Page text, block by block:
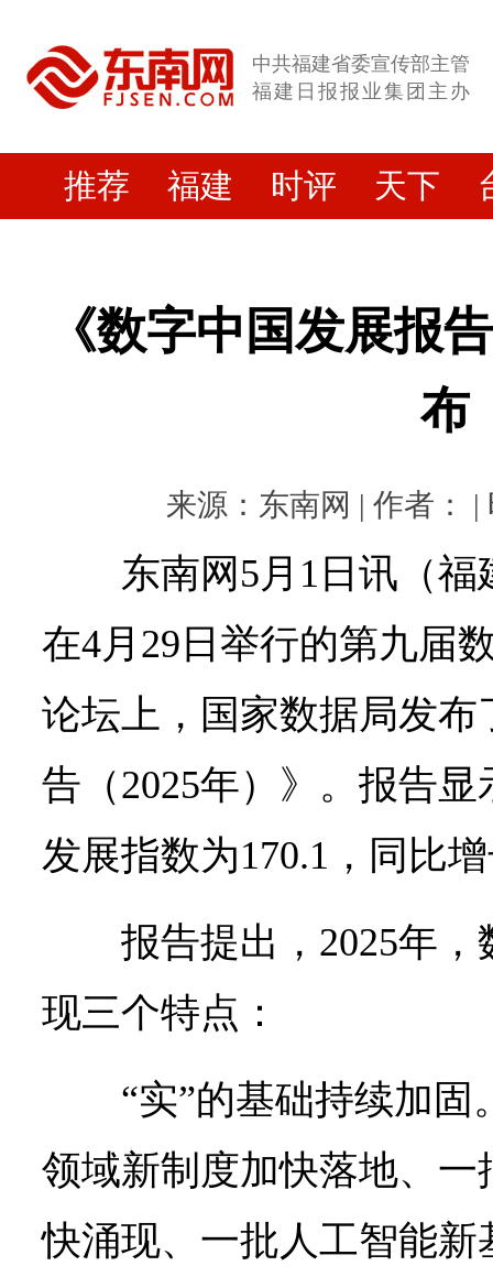
中共福建省委宣传部主管
福建日报报业集团主办
推荐 福建 时评 天下
《数字中国发展报
布
来源：东南网 | 作者： |
东南网5月1日讯（福
在4月29日举行的第九届
论坛上，国家数据局发
告（2025年）》。报告
发展指数为170.1，同比
报告提出，2025年
现三个特点：
“实”的基础持续加固
领域新制度加快落地、
快涌现、一批人工智能